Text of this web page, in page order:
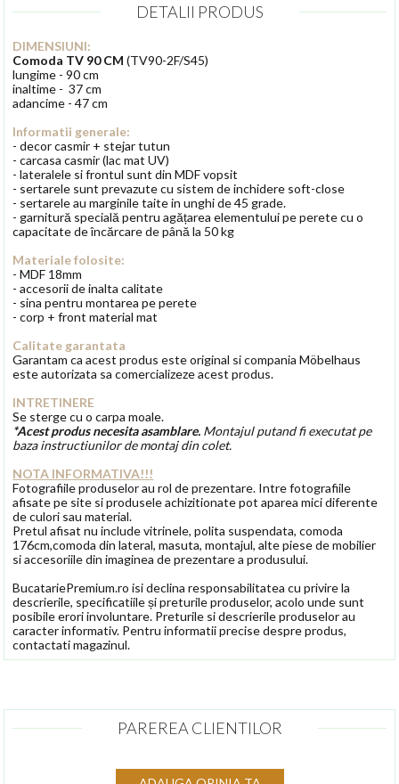
DETALII PRODUS
DIMENSIUNI:
Comoda TV 90 CM (TV90-2F/S45)
lungime - 90 cm
inaltime - 37 cm
adancime - 47 cm
Informatii generale:
- decor casmir + stejar tutun
- carcasa casmir (lac mat UV)
- lateralele si frontul sunt din MDF vopsit
- sertarele sunt prevazute cu sistem de inchidere soft-close
- sertarele au marginile taite in unghi de 45 grade.
- garnitură specială pentru agățarea elementului pe perete cu o
capacitate de încărcare de până la 50 kg
Materiale folosite:
- MDF 18mm
- accesorii de inalta calitate
- sina pentru montarea pe perete
- corp + front material mat
Calitate garantata
Garantam ca acest produs este original si compania Möbelhaus
este autorizata sa comercializeze acest produs.
INTRETINERE
Se sterge cu o carpa moale.
*Acest produs necesita asamblare. Montajul putand fi executat pe
baza instructiunilor de montaj din colet.
NOTA INFORMATIVA!!!
Fotografiile produselor au rol de prezentare. Intre fotografiile
afisate pe site si produsele achizitionate pot aparea mici diferente
de culori sau material.
Pretul afisat nu include vitrinele, polita suspendata, comoda
176cm,comoda din lateral, masuta, montajul, alte piese de mobilier
si accesoriile din imaginea de prezentare a produsului.
BucatariePremium.ro isi declina responsabilitatea cu privire la
descrierile, specificatiile și preturile produselor, acolo unde sunt
posibile erori involuntare. Preturile si descrierile produselor au
caracter informativ. Pentru informatii precise despre produs,
contactati magazinul.
PAREREA CLIENTILOR